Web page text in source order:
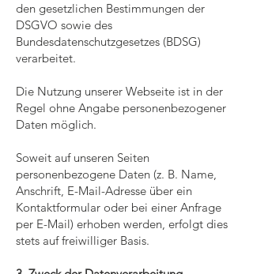
den gesetzlichen Bestimmungen der
DSGVO sowie des
Bundesdatenschutzgesetzes (BDSG)
verarbeitet.
Die Nutzung unserer Webseite ist in der
Regel ohne Angabe personenbezogener
Daten möglich.
Soweit auf unseren Seiten
personenbezogene Daten (z. B. Name,
Anschrift, E-Mail-Adresse über ein
Kontaktformular oder bei einer Anfrage
per E-Mail) erhoben werden, erfolgt dies
stets auf freiwilliger Basis.